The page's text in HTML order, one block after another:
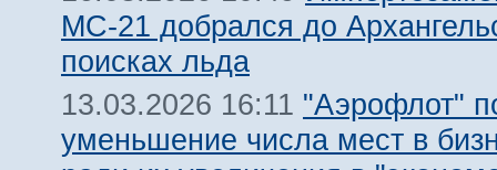
МС-21 добрался до
поисках льда
13.03.2026 16:11 "Аэрофлот"
уменьшение числа мест в